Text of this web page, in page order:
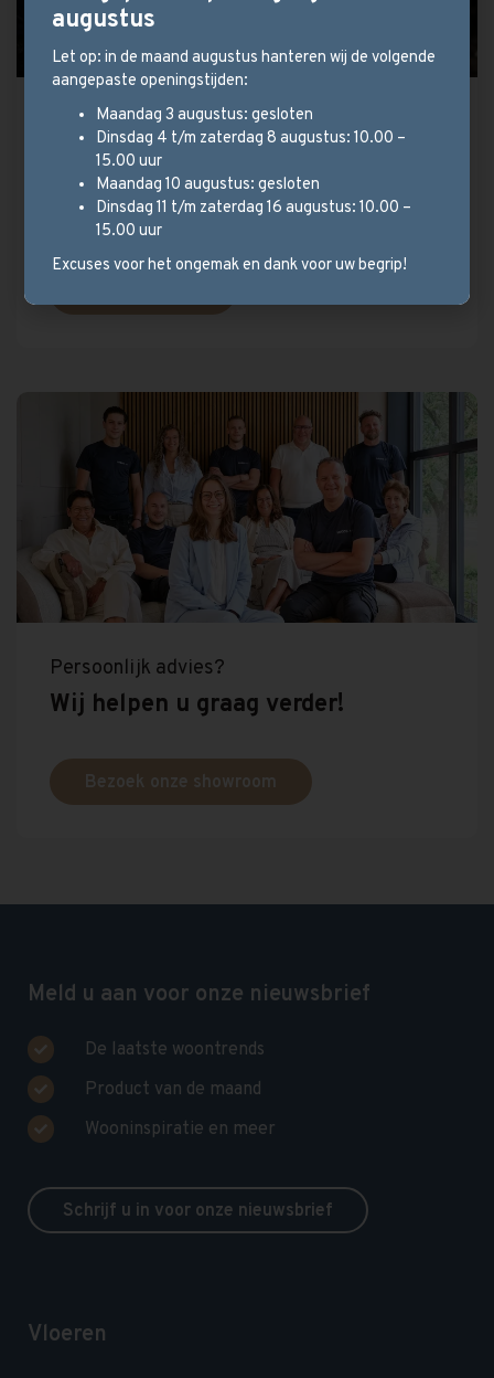
Stel uw parketvloer samen!
Wij hebben een ruim aanbod en kijken met u
mee welk type vloer het beste bij uw
situatie past.
Persoonlijk advies?
Wij helpen u graag verder!
Bezoek onze showroom
Meld u aan voor onze nieuwsbrief
De laatste woontrends
Product van de maand
Wooninspiratie en meer
Schrijf u in voor onze nieuwsbrief
Vloeren
augustus
Let op: in de maand augustus hanteren wij de volgende
aangepaste openingstijden:
Maandag 3 augustus: gesloten
Dinsdag 4 t/m zaterdag 8 augustus: 10.00 –
15.00 uur
Maandag 10 augustus: gesloten
Dinsdag 11 t/m zaterdag 16 augustus: 10.00 –
15.00 uur
Excuses voor het ongemak en dank voor uw begrip!